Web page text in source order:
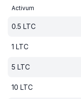
Activum
0.5 LTC
1 LTC
5 LTC
10 LTC